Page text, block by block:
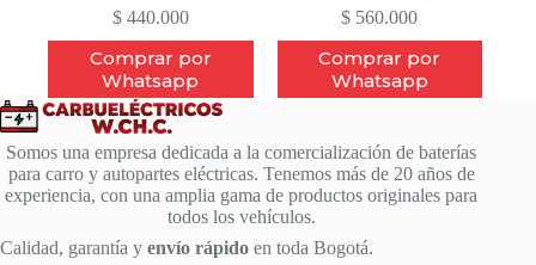
$440.000
Comprar por
Whatsapp
$ 560.000
Comprar por
Whatsapp
Somos una empresa dedicada a la comercialización de baterías
para carro y autopartes eléctricas. Tenemos más de 20 años de
experiencia, con una amplia gama de productos originales para
todos los vehículos.
Calidad, garantía y envío rápido en toda Bogotá.